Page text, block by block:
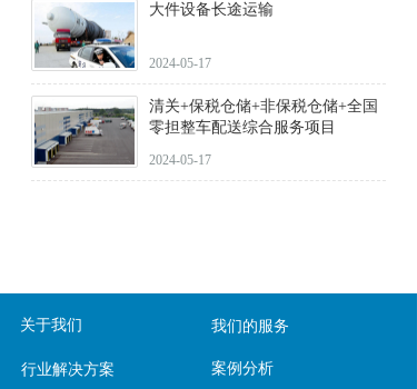
大件设备长途运输
2024-05-17
清关+保税仓储+非保税仓储+全国
零担整车配送综合服务项目
2024-05-17
关于我们 我们的服务
行业解决方案 案例分析